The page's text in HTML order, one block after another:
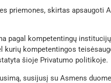
priemones, skirtas
pagal kompetentingų
kurių kompetentingos
šioje Privatumo politikoje.
susijusį su Asmens